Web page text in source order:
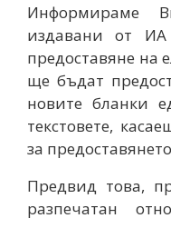
Информираме
издавани от
предоставяне на
ще бъдат
новите бланки
текстовете,
за
Предвид това,
разпечатан